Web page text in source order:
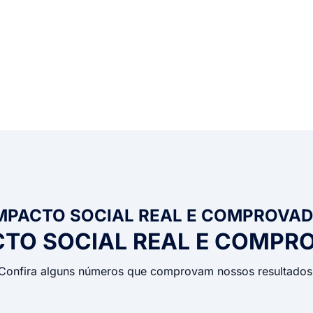
SOCIAL REAL E
SOCIAL REAL E
alguns números que comprovam nossos